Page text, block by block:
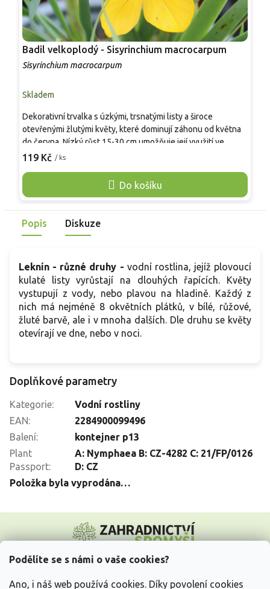
Podělíte se s námi o vaše cookies?
Ano, i náš web používá cookies. Díky povolení cookies
Badil velkoplodý - Sisyrinchium macrocarpum
Sisyrinchium macrocarpum
Skladem
119 Kč / ks
Do košíku
Dekorativní trvalka s úzkými, trsnatými listy a široce
otevřenými žlutými květy, které dominují záhonu od května
do června. Nízký růst 15-30 cm umožňuje její využití ve
slunných skalkách, na okrajích záhonů i v nádobách s
propustné stanoviště, kde dobře snáší suché období i lehčí
půdy. Jemná kresba květů dodává výsadbě kontrast a
Popis Diskuze
Leknín - různé druhy - vodní rostlina, jejíž plovoucí
kulaté listy vyrůstají na dlouhých řapících. Květy
vystupují z vody, nebo plavou na hladině. Každý z
nich má nejméně 8 okvětních plátků, v bílé, růžové,
žluté barvě, ale i v mnoha dalších. Dle druhu se květy
otevírají ve dne, nebo v noci.
Doplňkové parametry
Kategorie:
Vodní rostliny
EAN:
2284900099496
Balení:
kontejner p13
Plant
Passport:
A: Nymphaea B: CZ-4282 C: 21/FP/0126
D: CZ
Položka byla vyprodána…
p
Vše o nákupu